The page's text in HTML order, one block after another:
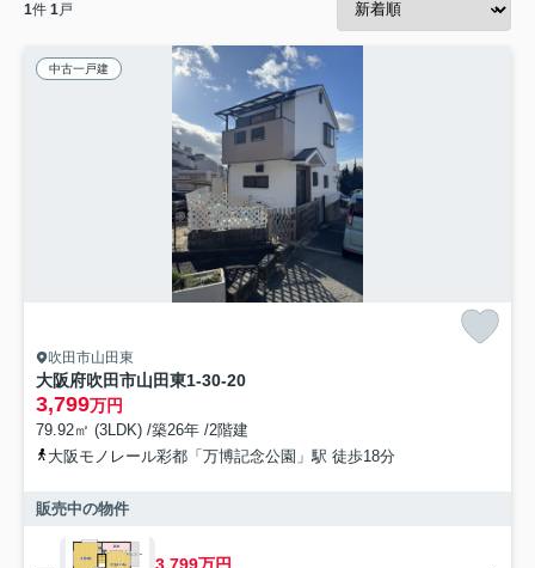
1件 1戸
中古一戸建
吹田市山田東
大阪府吹田市山田東1-30-20
3,799万円
79.92㎡ (3LDK) /築26年 /2階建
大阪モノレール彩都「万博記念公園」駅 徒歩18分
販売中の物件